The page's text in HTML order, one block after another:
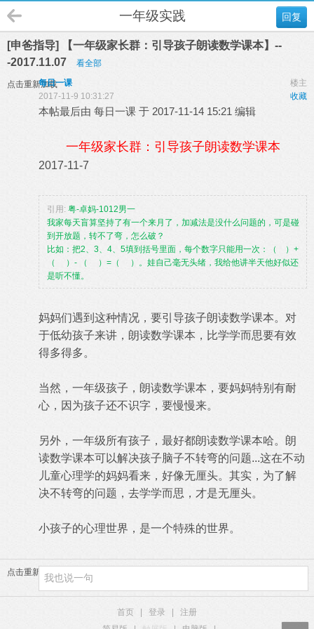
回复
一年级实践
[申爸指导] 【一年级家长群：引导孩子朗读数学课本】--
-2017.11.07
看全部
点击重新加载 楼主
每日一课
收藏
2017-11-9 10:31:27
本帖最后由 每日一课 于 2017-11-14 15:21 编辑
一年级家长群：引导孩子朗读数学课本
2017-11-7
引用: 粤-卓妈-1012男一
我家每天盲算坚持了有一个来月了，加减法是没什么问题的，可是碰
到开放题，转不了弯，怎么破？
比如：把2、 3、 4、 5填到括号里面，每个数字只能用一次：（ ） +
（
） - （ ） = （
）。娃自己毫无头绪，我给他讲半天他好似还
是听不懂。
妈妈们遇到这种情况，要引导孩子朗读数学课本。对
于低幼孩子来讲，朗读数学课本，比学学而思要有效
得多得多。
当然，一年级孩子，朗读数学课本， 要妈妈特别有耐
心，因为孩子还不识字，要慢慢来。
另外，一年级所有孩子，最好都朗读数学课本哈。朗
读数学课本可以解决孩子脑子不转弯的问题...这在不动
儿童心理学的妈妈看来，好像无厘头。其实，为了解
决不转弯的问题，去学学而思，才是无厘头。
小孩子的心理世界，是一个特殊的世界。
点击重新加载
首页 登录
注册